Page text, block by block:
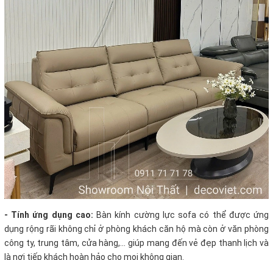
- Tính ứng dụng cao: Bàn kính cường lực sofa có thể được ứng
dụng rộng rãi không chỉ ở phòng khách căn hộ mà còn ở văn phòng
công ty, trung tâm, cửa hàng,... giúp mang đến vẻ đẹp thanh lịch và
là nơi tiếp khách hoàn hảo cho mọi không gian.